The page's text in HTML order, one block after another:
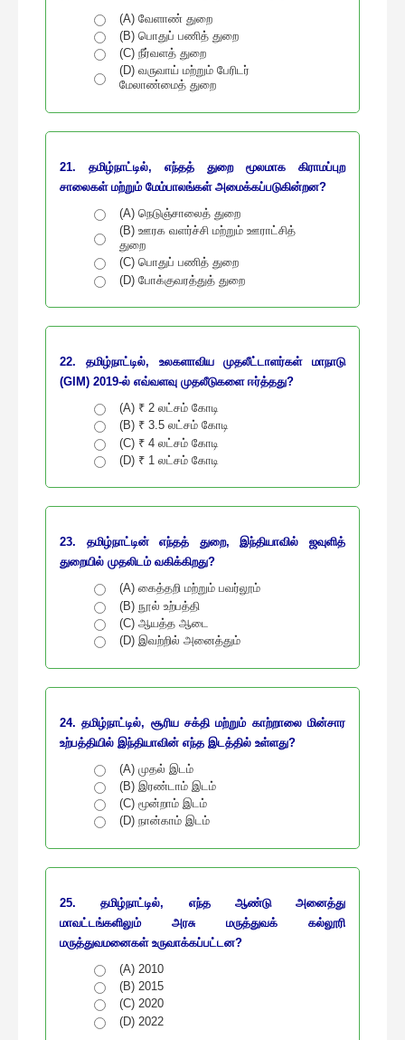
(A) வேளாண் துறை
(B) பொதுப் பணித் துறை
(C) நீர்வளத் துறை
(D) வருவாய் மற்றும் பேரிடர்
மேலாண்மைத் துறை
21. தமிழ்நாட்டில், எந்தத் துறை மூலமாக கிராமப்புற
சாலைகள் மற்றும் மேம்பாலங்கள் அமைக்கப்படுகின்றன?
(A) நெடுஞ்சாலைத் துறை
(B) ஊரக வளர்ச்சி மற்றும் ஊராட்சித்
துறை
(C) பொதுப் பணித் துறை
(D) போக்குவரத்துத் துறை
22. தமிழ்நாட்டில், உலகளாவிய முதலீட்டாளர்கள் மாநாடு
(GIM) 2019-ல் எவ்வளவு முதலீடுகளை ஈர்த்தது?
(A) ₹ 2 லட்சம் கோடி
(B) ₹ 3.5 லட்சம் கோடி
(C) ₹ 4 லட்சம் கோடி
(D) ₹ 1 லட்சம் கோடி
23. தமிழ்நாட்டின் எந்தத் துறை, இந்தியாவில் ஜவுளித்
துறையில் முதலிடம் வகிக்கிறது?
(A) கைத்தறி மற்றும் பவர்லூம்
(B) நூல் உற்பத்தி
(C) ஆயத்த ஆடை
(D) இவற்றில் அனைத்தும்
24. தமிழ்நாட்டில், சூரிய சக்தி மற்றும் காற்றாலை மின்சார
உற்பத்தியில் இந்தியாவின் எந்த இடத்தில் உள்ளது?
(A) முதல் இடம்
(B) இரண்டாம் இடம்
(C) மூன்றாம் இடம்
(D) நான்காம் இடம்
25. தமிழ்நாட்டில், எந்த ஆண்டு அனைத்து
மாவட்டங்களிலும் அரசு மருத்துவக் கல்லூரி
மருத்துவமனைகள் உருவாக்கப்பட்டன?
(A) 2010
(B) 2015
(C) 2020
(D) 2022